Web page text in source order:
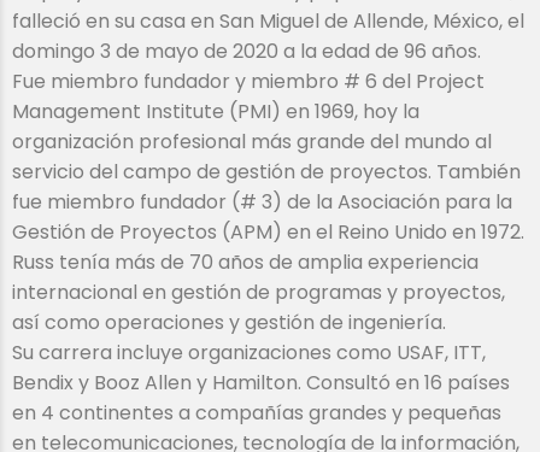
falleció en su casa en San Miguel de Allende, México, el
domingo 3 de mayo de 2020 a la edad de 96 años.
Fue miembro fundador y miembro # 6 del Project
Management Institute (PMI) en 1969, hoy la
organización profesional más grande del mundo al
servicio del campo de gestión de proyectos. También
fue miembro fundador (# 3) de la Asociación para la
Gestión de Proyectos (APM) en el Reino Unido en 1972.
Russ tenía más de 70 años de amplia experiencia
internacional en gestión de programas y proyectos,
así como operaciones y gestión de ingeniería.
Su carrera incluye organizaciones como USAF, ITT,
Bendix y Booz Allen y Hamilton. Consultó en 16 países
en 4 continentes a compañías grandes y pequeñas
en telecomunicaciones, tecnología de la información,